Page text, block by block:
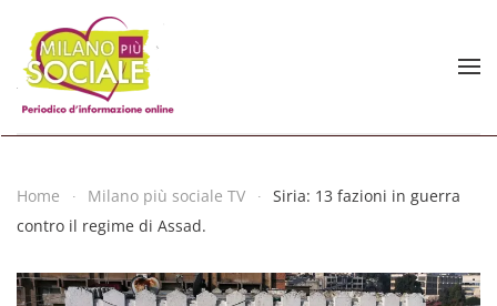
Skip to main content
Home Milano più sociale TV
Siria: 13 fazioni in guerra
contro il regime di Assad.